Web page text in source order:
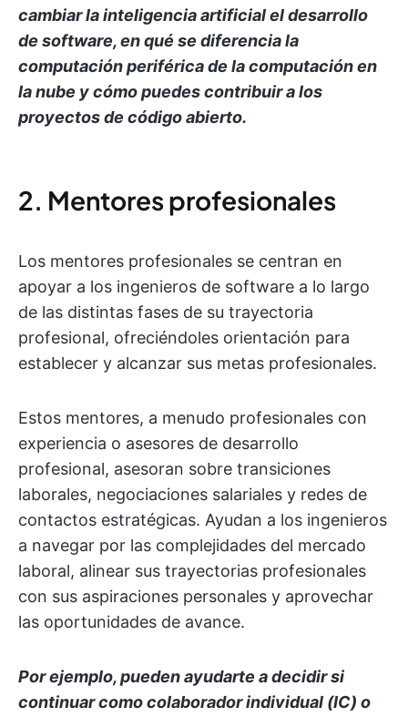
cambiar la inteligencia artificial el desarrollo
de software, en qué se diferencia la
computación periférica de la computación en
la nube y cómo puedes contribuir a los
proyectos de código abierto.
2. Mentores profesionales
Los mentores profesionales se centran en
apoyar a los ingenieros de software a lo largo
de las distintas fases de su trayectoria
profesional, ofreciéndoles orientación para
establecer y alcanzar sus metas profesionales.
Estos mentores, a menudo profesionales con
experiencia o asesores de desarrollo
profesional, asesoran sobre transiciones
laborales, negociaciones salariales y redes de
contactos estratégicas. Ayudan a los ingenieros
a navegar por las complejidades del mercado
laboral, alinear sus trayectorias profesionales
con sus aspiraciones personales y aprovechar
las oportunidades de avance.
Por ejemplo, pueden ayudarte a decidir si
continuar como colaborador individual (IC) o